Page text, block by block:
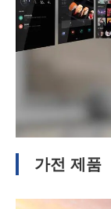
가전 제품